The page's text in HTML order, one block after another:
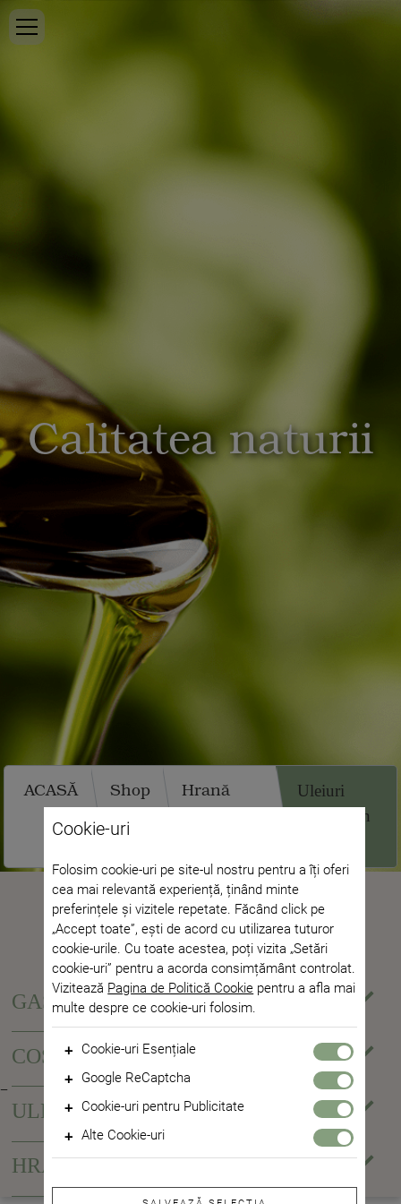
Calitatea naturii
ACASĂ Shop
Hrană
pentru
Uleiuri
presate din
SHOP
GASTRONOMIE
COSMETICE
ULEIURI ESENȚIALE
HRANĂ PENTRU ANIMALE
Cookie-uri
Folosim cookie-uri pe site-ul nostru pentru a îți oferi
cea mai relevantă experiență, ținând minte
preferințele și vizitele repetate. Făcând click pe
„Accept toate”, ești de acord cu utilizarea tuturor
cookie-urile. Cu toate acestea, poți vizita „Setări
cookie-uri” pentru a acorda consimțământ controlat.
Vizitează Pagina de Politică Cookie pentru a afla mai
multe despre ce cookie-uri folosim.
Cookie-uri Esențiale
Aceste cookie-uri sunt necesare pentru funcționalitatea
de bază a site-ului nostru web și pentru unele dintre
caracteristicile acestuia, cum ar fi accesul la zonele
Google ReCaptcha
Acest site este protejat de reCAPTCHA și
confidențialitate
Google se aplică.
Cookie-uri pentru Publicitate
Aceste cookie-uri sunt folosite pentru a face mesajele
publicitare mai relevante pentru tine. Acestea împiedică
apariția constantă a aceluiași anunț, se asigură că
Alte Cookie-uri
Acestea sunt cookie-uri care nu au fost încă clasificate.
încât să poți avea o experiență de navigare lină.